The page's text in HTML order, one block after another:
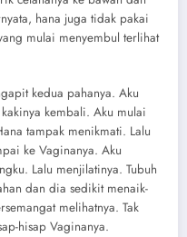
hana juga tidak pakai
mulai menyembul terlihat
kedua pahanya. Aku
kembali. Aku mulai
tampak menikmati. Lalu
ke Vaginanya. Aku
Lalu menjilatinya. Tubuh
dan dia sedikit menaik-
melihatnya. Tak
hisap Vaginanya.